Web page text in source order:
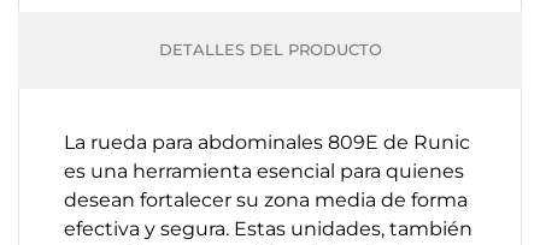
DETALLES DEL PRODUCTO
La rueda para abdominales 809E de Runic
es una herramienta esencial para quienes
desean fortalecer su zona media de forma
efectiva y segura. Estas unidades, también